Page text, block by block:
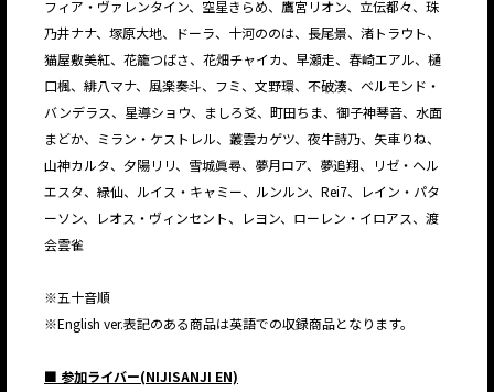
フィア・ヴァレンタイン、空星きらめ、鷹宮リオン、立伝都々、珠
乃井ナナ、塚原大地、ドーラ、十河ののは、長尾景、渚トラウト、
猫屋敷美紅、花籠つばさ、花畑チャイカ、早瀬走、春崎エアル、樋
口楓、緋八マナ、風楽奏斗、フミ、文野環、不破湊、ベルモンド・
バンデラス、星導ショウ、ましろ爻、町田ちま、御子神琴音、水面
まどか、ミラン・ケストレル、叢雲カゲツ、夜牛詩乃、矢車りね、
山神カルタ、夕陽リリ、雪城眞尋、夢月ロア、夢追翔、リゼ・ヘル
エスタ、緑仙、ルイス・キャミー、ルンルン、Rei7、レイン・パタ
ーソン、レオス・ヴィンセント、レヨン、ローレン・イロアス、渡
会雲雀
※五十音順
※English ver.表記のある商品は英語での収録商品となります。
■ 参加ライバー(NIJISANJI EN)